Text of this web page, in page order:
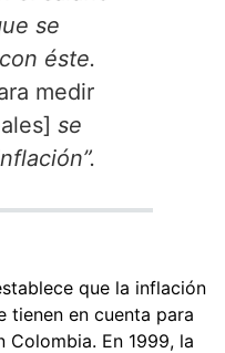
se
éste.
medir
se
que la inflación
tienen en cuenta para
Colombia. En 1999, la